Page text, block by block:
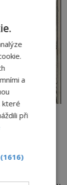
s
koloritem
skeptici
zviditelnit a
a
které
při
(1616)